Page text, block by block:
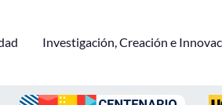
Investigación, Creación e